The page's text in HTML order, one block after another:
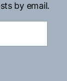
by email.